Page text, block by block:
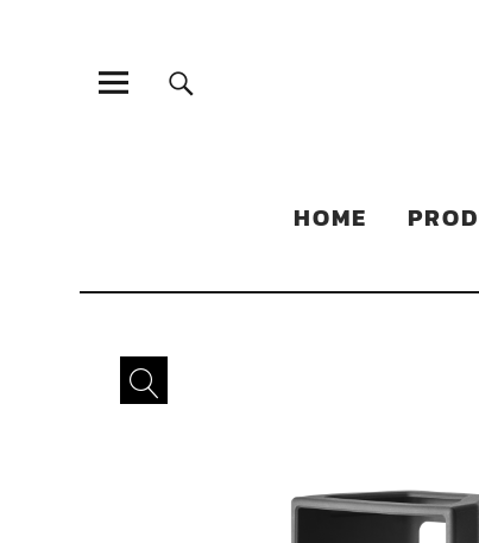
Sonic Sales
HOME